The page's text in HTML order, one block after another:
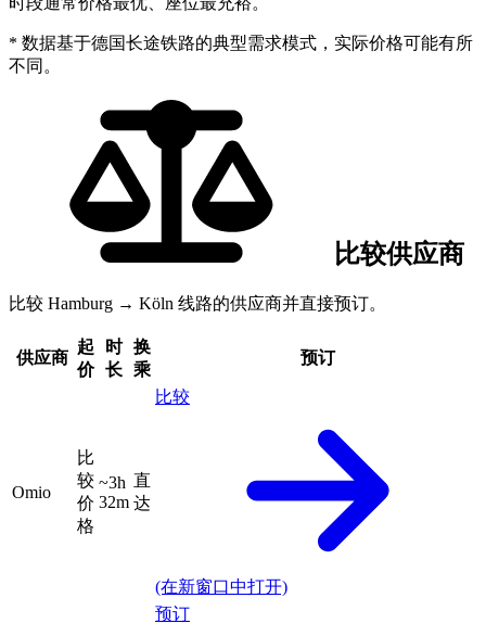
* 数据基于德国长途铁路的典型需求模式，实际价格可能有所
不同。
比较供应商
比较 Hamburg → Köln 线路的供应商并直接预订。
供应商
起
价
时
长
换
乘
预订
Omio
比
较
价
格
~3h
32m
直
达
比较
(在新窗口中打开)
预订